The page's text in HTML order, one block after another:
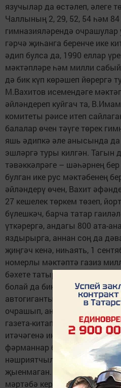
язучылар да өстәлеп, әлеге
Чаллының 2, 29, 52, 54 һәм 84
гимназияләрендә
гәрчә җиһанга беренче ике
әдип булса да, 1990 еллар
мәктәпләре һәм милли
дә бик күп көрәшеп йөрергә
М.Вахитов исемендәге
әйләндереп куйгач та,
комитеты рәисе итеп
балалар өчен тәүге төрек
яшь әдипкә әле анысында да
эшләргә туры килгән. Тагын
тәвәккәлрәге – шәһәрнең
булган ике рус мәктәбенең
әйләндерү өчен, Вахит
27 кешелек төркем төзеп,
бүлешкәч, барча татар
үткәрергә, андагы 800 ата-
яздырырга, аннан соң да
җиңгәч кенә, ниһаять, 1
номерлы мәктәптә газиз
бәхете татырга насыйп
болай да бик катлаулы
автогигантының генераль
очрашып, аны шушы завод
газета-китап нәшрияты
итәчәгенә инандыра алган,
фәрманнар бирсә дә,
нәшриятчыларны
җыенмаган. Генераль
мәртәбә кереп сөйләшкәннән